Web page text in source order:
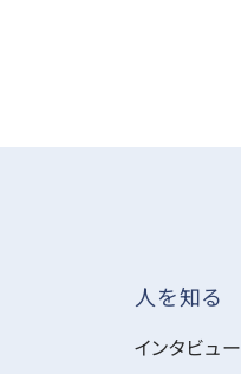
人を知る
インタビュー